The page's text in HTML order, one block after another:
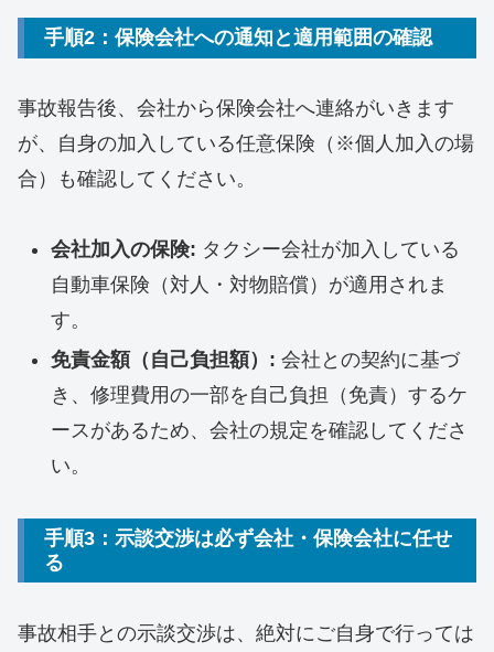
手順2：保険会社への通知と適用範囲の確認
事故報告後、会社から保険会社へ連絡がいきます
が、自身の加入している任意保険（※個人加入の場
合）も確認してください。
会社加入の保険: タクシー会社が加入している
自動車保険（対人・対物賠償）が適用されま
す。
免責金額（自己負担額）: 会社との契約に基づ
き、修理費用の一部を自己負担（免責）するケ
ースがあるため、会社の規定を確認してくださ
い。
手順3：示談交渉は必ず会社・保険会社に任せ
る
事故相手との示談交渉は、絶対にご自身で行っては